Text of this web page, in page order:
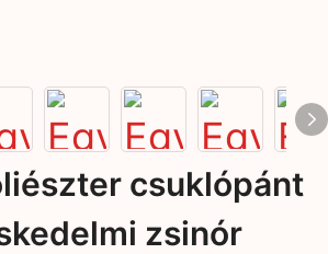
csuklópánt
zsinór